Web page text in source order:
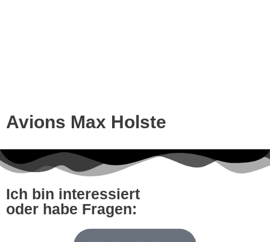
Avions Max Holste
Ich bin interessiert
oder habe Fragen: